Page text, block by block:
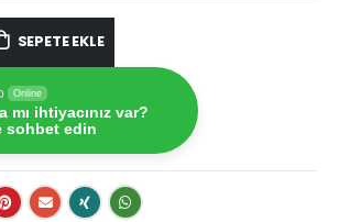
SEPETE EKLE
Online
mı ihtiyacınız var?
sohbet edin